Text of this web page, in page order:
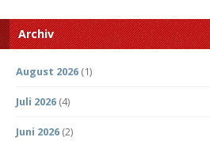
Archiv
August 2026 (1)
Juli 2026 (4)
Juni 2026 (2)